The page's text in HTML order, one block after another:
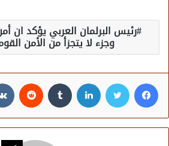
رئيس البرلمان العربي يؤكد ان
وجزء لا يتجزأ من الأمن
فيسبوك تويتر لينكدإن